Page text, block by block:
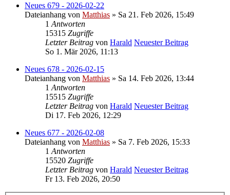
Neues 679 - 2026-02-22
Dateianhang von Matthias » Sa 21. Feb 2026, 15:49
1 Antworten
15315 Zugriffe
Letzter Beitrag von Harald Neuester Beitrag
So 1. Mär 2026, 11:13
Neues 678 - 2026-02-15
Dateianhang von Matthias » Sa 14. Feb 2026, 13:44
1 Antworten
15515 Zugriffe
Letzter Beitrag von Harald Neuester Beitrag
Di 17. Feb 2026, 12:29
Neues 677 - 2026-02-08
Dateianhang von Matthias » Sa 7. Feb 2026, 15:33
1 Antworten
15520 Zugriffe
Letzter Beitrag von Harald Neuester Beitrag
Fr 13. Feb 2026, 20:50